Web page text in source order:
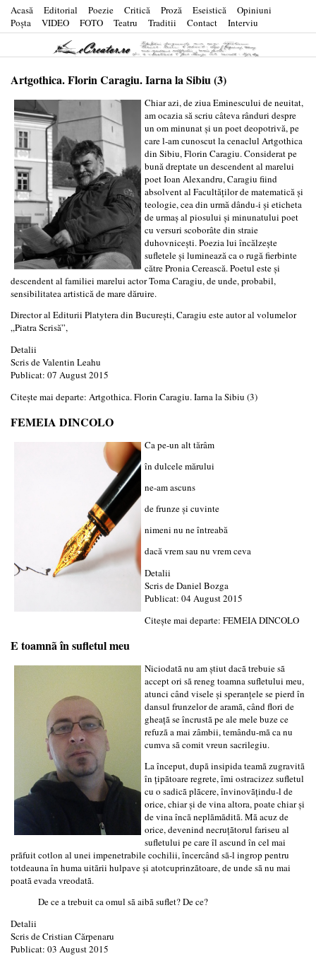
Acasă Editorial Poezie Critică Proză Eseistică
Opiniuni
Poşta
VIDEO FOTO Teatru Traditii Contact Interviu
Artgothica. Florin Caragiu. Iarna la Sibiu (3)
Chiar azi, de ziua Eminescului de neuitat,
am ocazia să scriu câteva rânduri despre
un om minunat şi un poet deopotrivă, pe
care l-am cunoscut la cenaclul Artgothica
din Sibiu, Florin Caragiu. Considerat pe
bună dreptate un descendent al marelui
poet Ioan Alexandru, Caragiu fiind
absolvent al Facultăţilor de matematică şi
teologie, cea din urmă dându-i şi eticheta
de urmaş al piosului şi minunatului poet
cu versuri scoborâte din straie
duhovniceşti. Poezia lui încălzeşte
sufletele şi luminează ca o rugă fierbinte
către Pronia Cerească. Poetul este şi
descendent al familiei marelui actor Toma Caragiu, de unde, probabil,
sensibilitatea artistică de mare dăruire.
Director al Editurii Platytera din Bucureşti, Caragiu este autor al volumelor
„Piatra Scrisă”,
Detalii
Scris deValentin Leahu
Publicat: 07 August 2015
Citește mai departe: Artgothica. Florin Caragiu. Iarna la Sibiu (3)
FEMEIA DINCOLO
Ca pe-un alt tărâm
în dulcele mărului
ne-am ascuns
de frunze şi cuvinte
nimeni nu ne întreabă
dacă vrem sau nu vrem ceva
Detalii
Scris deDaniel Bozga
Publicat: 04 August 2015
Citește mai departe: FEMEIA DINCOLO
E toamnã în sufletul meu
Niciodatã nu am ştiut dacã trebuie sã
accept ori sã reneg toamna sufletului meu,
atunci când visele şi speranţele se pierd în
dansul frunzelor de aramã, când flori de
gheaţã se încrustã pe ale mele buze ce
refuzã a mai zâmbii, temându-mã ca nu
cumva sã comit vreun sacrilegiu.
La început, dupã insipida teamã zugravitã
în ţipãtoare regrete, îmi ostracizez sufletul
cu o sadicã plãcere, învinovãţindu-l de
orice, chiar şi de vina altora, poate chiar şi
de vina încã neplãmãditã. Mã acuz de
orice, devenind necruţãtorul fariseu al
sufletului pe care îl ascund în cel mai
prãfuit cotlon al unei impenetrabile cochilii, încercând sã-l ingrop pentru
totdeauna în huma uitãrii hulpave şi atotcuprinzãtoare, de unde sã nu mai
poatã evada vreodatã.
De ce a trebuit ca omul sã aibã suflet? De ce?
Detalii
Scris deCristian Cărpenaru
Publicat: 03 August 2015